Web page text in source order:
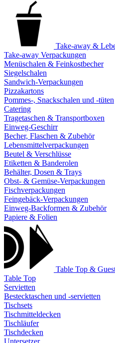
Take-away &
Take-away Verpackungen
Menüschalen & Feinkostbecher
Siegelschalen
Sandwich-Verpackungen
Pizzakartons
Pommes-, Snackschalen und -tüten
Catering
Tragetaschen & Transportboxen
Einweg-Geschirr
Becher, Flaschen & Zubehör
Lebensmittelverpackungen
Beutel & Verschlüsse
Etiketten & Banderolen
Behälter, Dosen & Trays
Obst- & Gemüse-Verpackungen
Fischverpackungen
Feingebäck-Verpackungen
Einweg-Backformen & Zubehör
Papiere & Folien
Table Top &
Table Top
Servietten
Bestecktaschen und -servietten
Tischsets
Tischmitteldecken
Tischläufer
Tischdecken